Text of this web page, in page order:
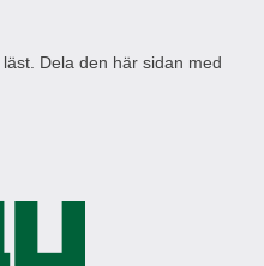
Dela den här sidan med